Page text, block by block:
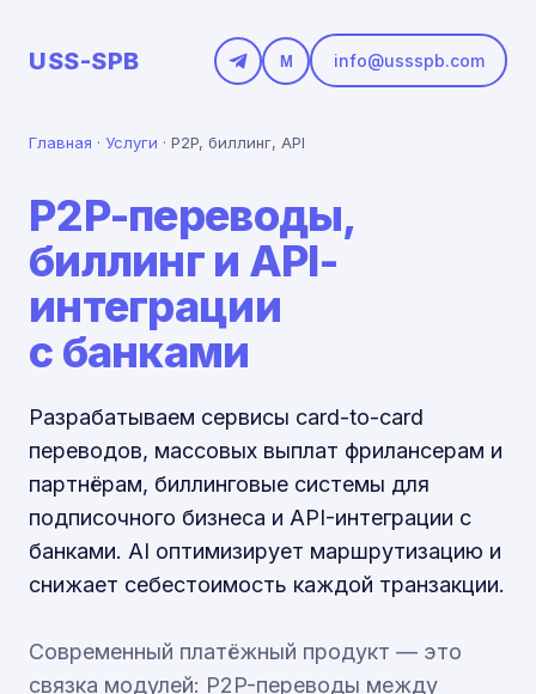
USS-SPB M info@ussspb.com
Главная · Услуги · P2P, биллинг, API
P2P-переводы,
биллинг и API-
интеграции
с банками
Разрабатываем сервисы card-to-card
переводов, массовых выплат фрилансерам и
партнёрам, биллинговые системы для
подписочного бизнеса и API-интеграции с
банками. AI оптимизирует маршрутизацию и
снижает себестоимость каждой транзакции.
Современный платёжный продукт — это
связка модулей: P2P-переводы между